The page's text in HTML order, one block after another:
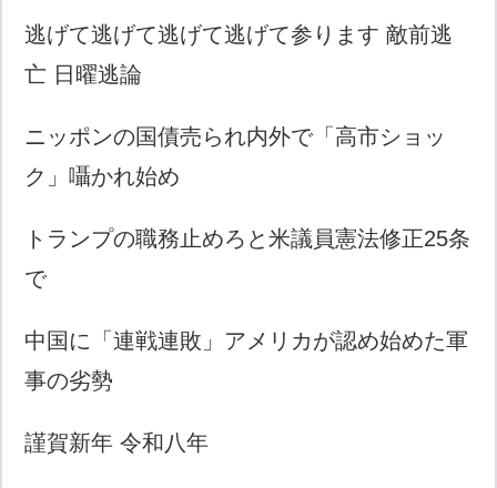
逃げて逃げて逃げて逃げて参ります 敵前逃
亡 日曜逃論
ニッポンの国債売られ内外で「高市ショッ
ク」囁かれ始め
トランプの職務止めろと米議員憲法修正25条
で
中国に「連戦連敗」アメリカが認め始めた軍
事の劣勢
謹賀新年 令和八年